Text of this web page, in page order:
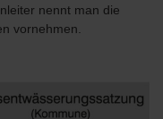
nennt man die
vornehmen.